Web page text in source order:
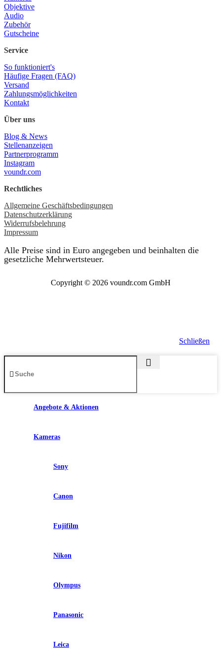
Objektive
Audio
Zubehör
Gutscheine
Service
So funktioniert's
Häufige Fragen (FAQ)
Versand
Zahlungsmöglichkeiten
Kontakt
Über uns
Blog & News
Stellenanzeigen
Partnerprogramm
Instagram
voundr.com
Rechtliches
Allgemeine Geschäftsbedingungen
Datenschutzerklärung
Widerrufsbelehrung
Impressum
Alle Preise sind in Euro angegeben und beinhalten die
gesetzliche Mehrwertsteuer.
Copyright © 2026 voundr.com GmbH
Schließen
Angebote & Aktionen
Kameras
Sony
Canon
Fujifilm
Nikon
Olympus
Panasonic
Leica